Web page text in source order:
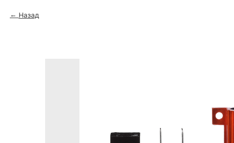
Назад